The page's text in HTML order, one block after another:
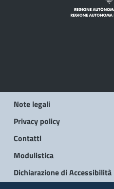
Note legali
Privacy policy
Contatti
Modulistica
Dichiarazione di Accessibilità